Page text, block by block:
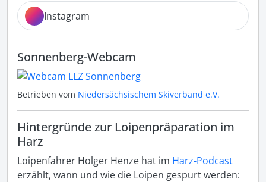
Instagram
Sonnenberg-Webcam
Betrieben vom Niedersächsischem Skiverband e.V.
Hintergründe zur Loipenpräparation im
Harz
Loipenfahrer Holger Henze hat im Harz-Podcast
erzählt, wann und wie die Loipen gespurt werden: